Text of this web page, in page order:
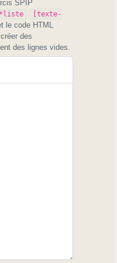
SPIP
[texte-
le code HTML
créer des
des lignes vides.